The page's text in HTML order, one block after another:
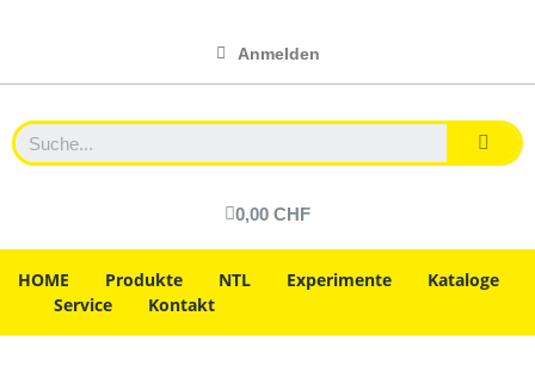
Anmelden
0,00 CHF
HOME Produkte NTL Experimente
Kataloge
Service
Kontakt